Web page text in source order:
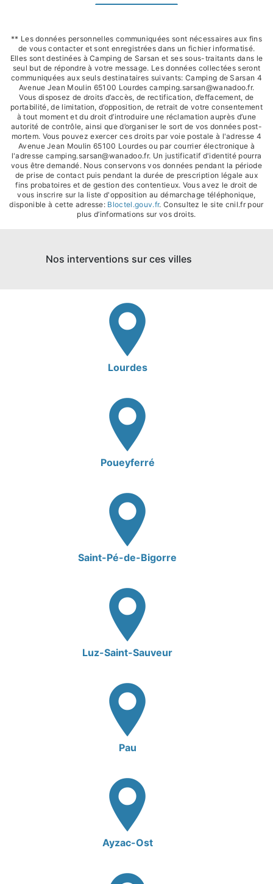
** Les données personnelles communiquées sont nécessaires aux fins
de vous contacter et sont enregistrées dans un fichier informatisé.
Elles sont destinées à Camping de Sarsan et ses sous-traitants dans le
seul but de répondre à votre message. Les données collectées seront
communiquées aux seuls destinataires suivants: Camping de Sarsan 4
Avenue Jean Moulin 65100 Lourdes camping.sarsan@wanadoo.fr.
Vous disposez de droits d’accès, de rectification, d’effacement, de
portabilité, de limitation, d’opposition, de retrait de votre consentement
à tout moment et du droit d’introduire une réclamation auprès d’une
autorité de contrôle, ainsi que d’organiser le sort de vos données post-
mortem. Vous pouvez exercer ces droits par voie postale à l'adresse 4
Avenue Jean Moulin 65100 Lourdes ou par courrier électronique à
l'adresse camping.sarsan@wanadoo.fr. Un justificatif d'identité pourra
vous être demandé. Nous conservons vos données pendant la période
de prise de contact puis pendant la durée de prescription légale aux
fins probatoires et de gestion des contentieux. Vous avez le droit de
vous inscrire sur la liste d'opposition au démarchage téléphonique,
disponible à cette adresse: Bloctel.gouv.fr. Consultez le site cnil.fr pour
plus d’informations sur vos droits.
Nos interventions sur ces villes
Lourdes
Poueyferré
Saint-Pé-de-Bigorre
Luz-Saint-Sauveur
Pau
Ayzac-Ost